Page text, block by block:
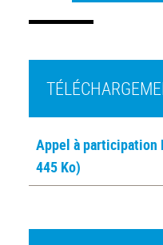
Appel à participation
445 Ko)